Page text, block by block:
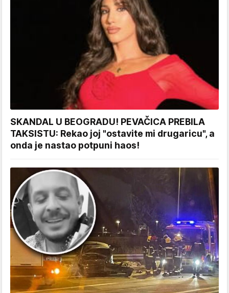
SKANDAL U BEOGRADU! PEVAČICA PREBILA
TAKSISTU: Rekao joj "ostavite mi drugaricu", a
onda je nastao potpuni haos!